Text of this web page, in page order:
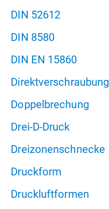
DIN 52612
DIN 8580
DIN EN 15860
Direktverschraubung
Doppelbrechung
Drei-D-Druck
Dreizonenschnecke
Druckform
Druckluftformen